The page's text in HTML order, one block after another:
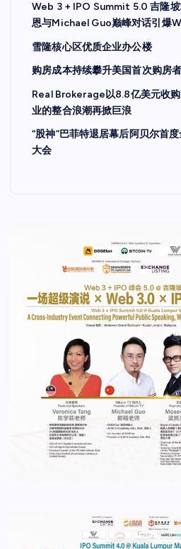
Web 3 + IPO Summit 5.0 吉隆
恩与Michael Guo巅峰对话引爆
雪隆核心区优质企业办公楼
购房成本持续攀升美国首次购房
Real Brokerage以8.8亿美元收
业的整合浪潮再掀巨浪
“股神”巴菲特退居幕后阿贝尔首
大会